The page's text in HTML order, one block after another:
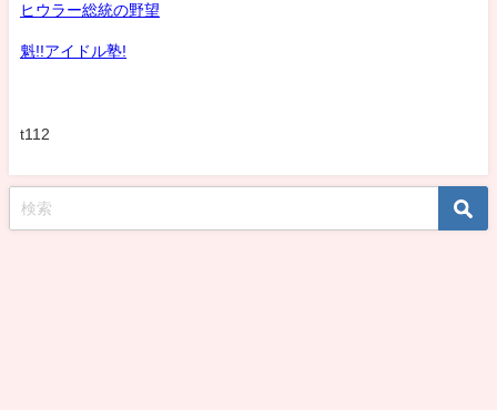
ヒウラー総統の野望
魁!!アイドル塾!
t112